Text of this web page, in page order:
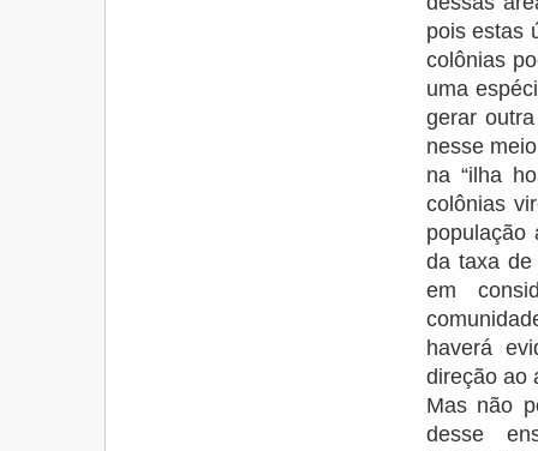
pois estas
colônias
uma
gerar
nesse
na “ilha
colônias
população
da taxa
em
haverá
direção ao
Mas não
desse